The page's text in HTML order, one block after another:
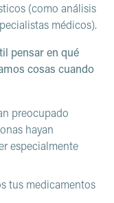
(como análisis
médicos).
pensar en qué
cosas cuando
preocupado
hayan
especialmente
tus medicamentos